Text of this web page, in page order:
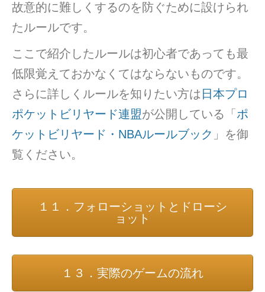
故意的に難しくするのを防ぐために設けられ
たルールです。
ここで紹介したルールは初心者であっても最
低限覚えておかなくてはならないものです。
さらに詳しくルールを知りたい方は 日本プロ
ポケットビリヤード連盟が公開している「 ポ
ケットビリヤード・NBAルールブック 」を御
覧ください。
１１．フォローショットとドローシ
ョット
１３．実際のゲームの流れ